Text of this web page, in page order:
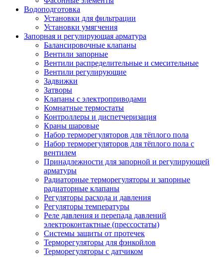
Водоподготовка
Установки для фильтрации
Установки умягчения
Запорная и регулирующая арматура
Балансировочные клапаны
Вентили запорные
Вентили распределительные и смесительные
Вентили регулирующие
Задвижки
Затворы
Клапаны с электроприводами
Комнатные термостаты
Контроллеры и диспетчеризация
Краны шаровые
Набор терморегуляторов для тёплого пола
Набор терморегуляторов для тёплого пола с
вентилем
Принадлежности для запорной и регулирующей
арматуры
Радиаторные терморегуляторы и запорные
радиаторные клапаны
Регуляторы расхода и давления
Регуляторы температуры
Реле давления и перепада давлений
электроконтактные (прессостаты)
Системы защиты от протечек
Терморегуляторы для фэнкойлов
Терморегуляторы с датчиком